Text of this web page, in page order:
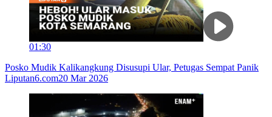
01:30
Posko Mudik Kalikangkung Disusupi Ular, Petugas Sempat Panik
Liputan6.com20 Mar 2026